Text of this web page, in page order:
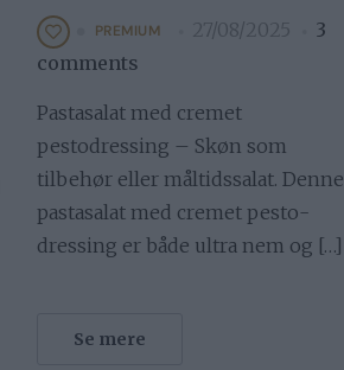
PREMIUM 27/08/2025
3
comments
Pastasalat med cremet
pestodressing – Skøn som
tilbehør eller måltidssalat. Denne
pastasalat med cremet pesto-
dressing er både ultra nem og […]
Se mere